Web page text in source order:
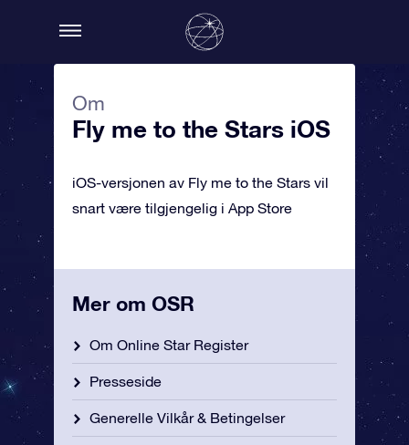
Om
Fly me to the Stars iOS
iOS-versjonen av Fly me to the Stars vil
snart være tilgjengelig i App Store
Mer om OSR
Om Online Star Register
Presseside
Generelle Vilkår & Betingelser